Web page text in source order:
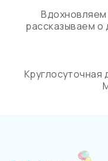
Вдохновляем
рассказываем о
Круглосуточная